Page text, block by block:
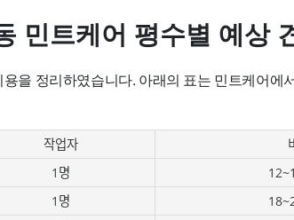
민트케어 평수별 예상
을 정리하였습니다. 아래의 표는 민트케어에
작업자
1명
1명